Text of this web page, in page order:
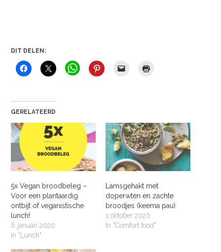
DIT DELEN:
GERELATEERD
5x Vegan broodbeleg –
Voor een plantaardig
ontbijt of veganistische
lunch!
6 januari 2020
In "Lunch"
Lamsgehakt met
doperwten en zachte
broodjes (keema pau)
1 oktober 2020
In "Comfort food"